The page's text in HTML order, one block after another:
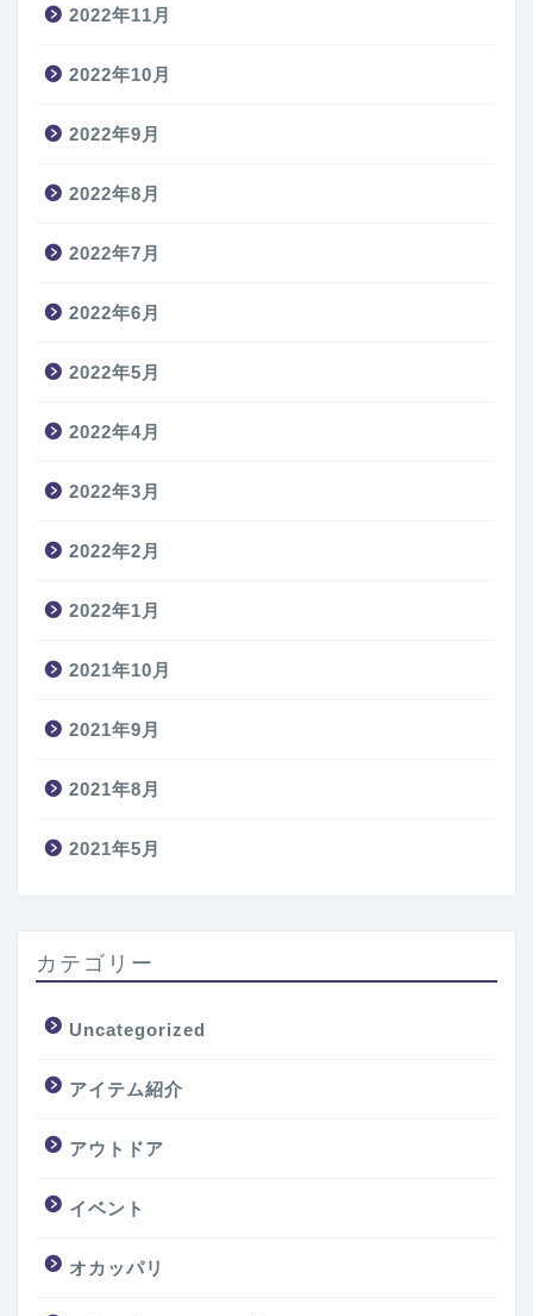
2022年11月
2022年10月
2022年9月
2022年8月
2022年7月
2022年6月
2022年5月
2022年4月
2022年3月
2022年2月
2022年1月
2021年10月
2021年9月
2021年8月
2021年5月
カテゴリー
Uncategorized
アイテム紹介
アウトドア
イベント
オカッパリ